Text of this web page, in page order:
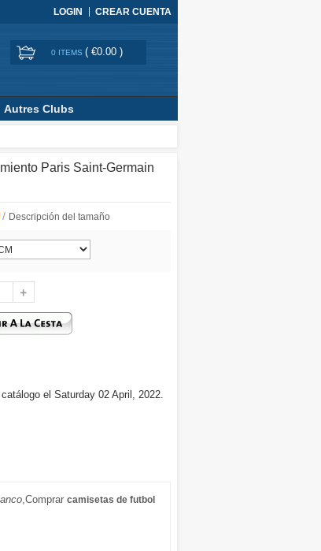
LOGIN CREAR CUENTA
0 ITEMS ( €0.00 )
Autres Clubs
Paris Saint-Germain
/ Descripción del tamaño
el Saturday 02 April, 2022.
,Comprar camisetas de futbol